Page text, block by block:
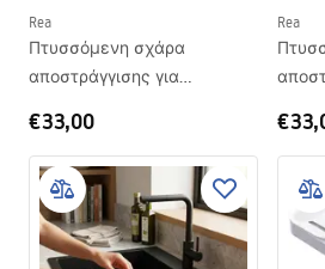
Rea
Πτυσσόμενη σχάρα
αποστράγγισης για
€33,00
Rea